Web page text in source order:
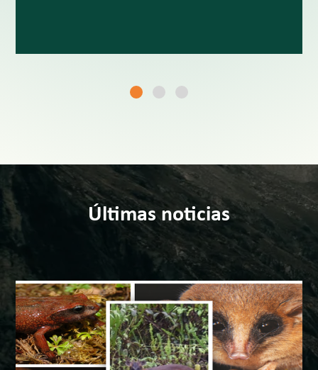
Últimas noticias